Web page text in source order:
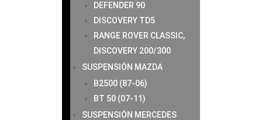
DEFENDER 90
DISCOVERY TD5
RANGE ROVER CLASSIC,
DISCOVERY 200/300
SUSPENSIÓN MAZDA
B2500 (87-06)
BT 50 (07-11)
SUSPENSIÓN MERCEDES